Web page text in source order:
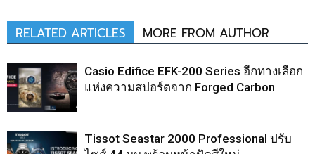
RELATED ARTICLES MORE FROM AUTHOR
Casio Edifice EFK-200 Series อีกทางเลือก
แห่งความสปอร์ตจาก Forged Carbon
Tissot Seastar 2000 Professional ปรับ